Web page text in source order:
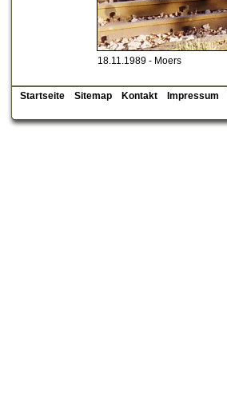
18.11.1989 - Moers
Startseite Sitemap Kontakt Impressum